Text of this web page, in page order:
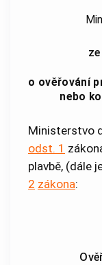
o ověřování
nebo
Ministerstvo
odst. 1
plavbě, (dále
2 zákona: